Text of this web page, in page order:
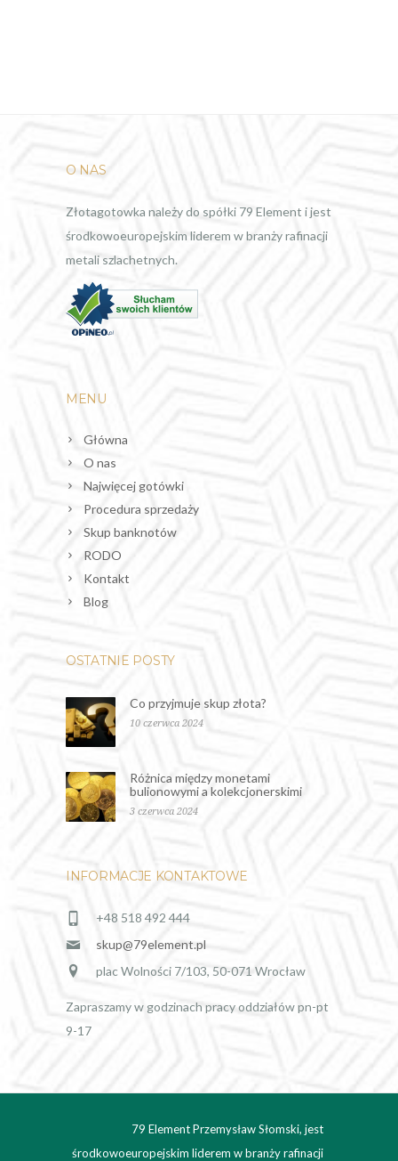
O NAS
Złotagotowka należy do spółki 79 Element i jest
środkowoeuropejskim liderem w branży rafinacji
metali szlachetnych.
MENU
Główna
O nas
Najwięcej gotówki
Procedura sprzedaży
Skup banknotów
RODO
Kontakt
Blog
OSTATNIE POSTY
Co przyjmuje skup złota?
10 czerwca 2024
Różnica między monetami
bulionowymi a kolekcjonerskimi
3 czerwca 2024
INFORMACJE KONTAKTOWE
+48 518 492 444
skup@79element.pl
plac Wolności 7/103, 50-071 Wrocław
Zapraszamy w godzinach pracy oddziałów pn-pt
9-17
79 Element Przemysław Słomski, jest
środkowoeuropejskim liderem w branży rafinacji